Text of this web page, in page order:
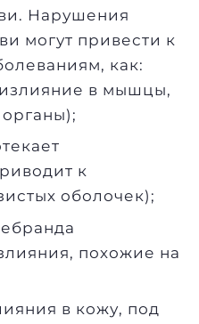
Нарушения
могут привести к
как:
в мышцы,
к
оболочек);
похожие на
в кожу, под